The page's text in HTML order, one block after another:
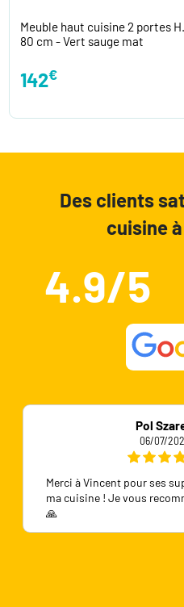
Meuble haut cuisine 2 portes
80 cm - Vert sauge mat
142€
Des clients
cuisine
4.9/5
Pol
06/07/
Merci à Vincent pour ses
ma cuisine ! Je vous
🙏